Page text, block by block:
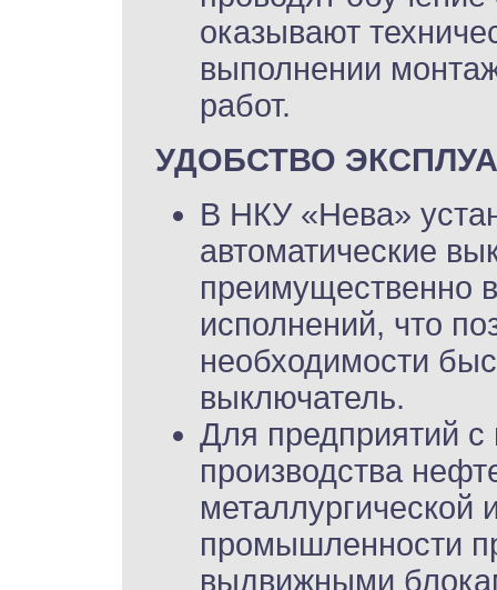
оказывают
выполнении
работ.
УДОБСТВО
В НКУ «Нева»
автоматические
преимущественно
исполнений, что
необходимости
выключатель.
Для предприятий
производства
металлургической
промышленности
выдвижными